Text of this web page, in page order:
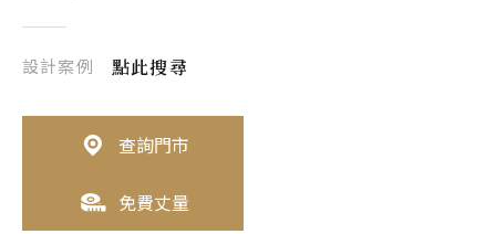
設計案例 點此搜尋
查詢門市
免費丈量